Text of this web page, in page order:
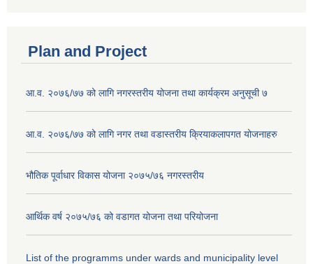
Plan and Project
आ.व. २०७६/७७ को लागि नगरस्तरीय योजना तथा कार्यक्रम अनुसूची ७
आ.व. २०७६/७७ को लागि नगर तथा वडास्तरीय क्रियाकलापगत योजनाहरु
भौतिक पूर्वाधार विकास योजना २०७५/७६ नगरस्तरीय
आर्थिक वर्ष २०७५/७६ को वडागत योजना तथा परियोजना
List of the programms under wards and municipality level